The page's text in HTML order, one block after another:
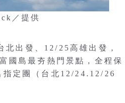
／提供
出發、12/25高雄出發，
國島最夯熱門景點，全程保
指定團（台北12/24.12/26